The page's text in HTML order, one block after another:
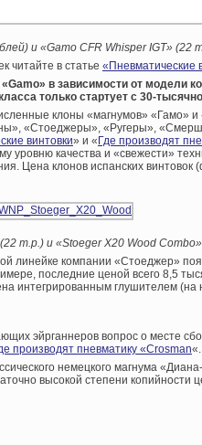
и «Gamo CFR Whisper IGT» (22
читайте в статье «Пневматические
в зависимости от модели
только стартует с 30-
клоны «магнумов» «Гамо»
«Стоеджеры», «Ругеры»,
винтовки» и « Где производят
уровню качества и «свежести»
Цена клонов испанских винтовок
т.р.) и «Stoeger X20 Wood
линейке компании «Стоеджер»
последние ценой всего 8,5
интегрированным глушителем
эйрганнеров вопрос о месте
производят пневматику «Crosman«.
немецкого магнума
высокой степени копийности